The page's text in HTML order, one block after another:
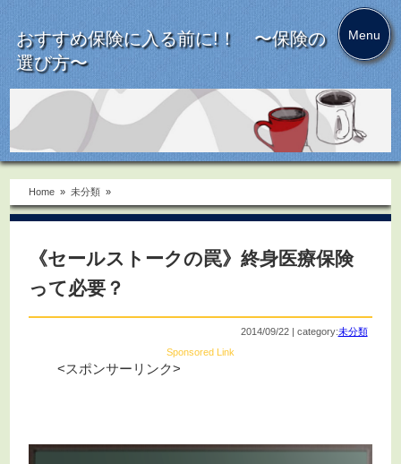
おすすめ保険に入る前に!！ 〜保険の
選び方〜
Home »未分類 »
《セールストークの罠》終身医療保険
って必要？
2014/09/22 | category:未分類
Sponsored Link
<スポンサーリンク>
Menu